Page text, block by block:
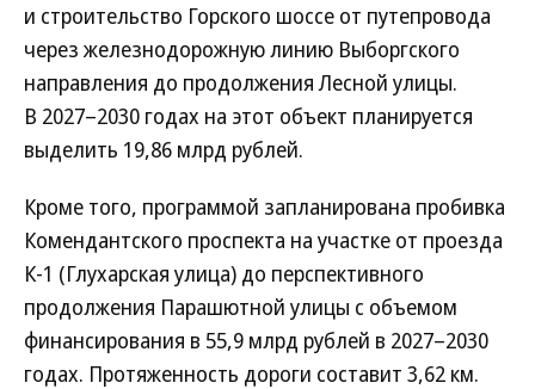
и строительство Горского шоссе от путепровода
через железнодорожную линию Выборгского
направления до продолжения Лесной улицы.
В 2027–2030 годах на этот объект планируется
выделить 19,86 млрд рублей.
Кроме того, программой запланирована пробивка
Комендантского проспекта на участке от проезда
К-1 (Глухарская улица) до перспективного
продолжения Парашютной улицы с объемом
финансирования в 55,9 млрд рублей в 2027–2030
годах. Протяженность дороги составит 3,62 км.